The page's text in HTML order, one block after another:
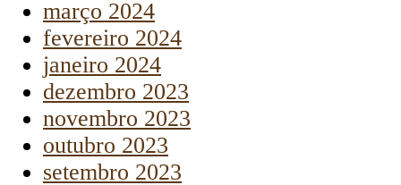
março 2024
fevereiro 2024
janeiro 2024
dezembro 2023
novembro 2023
outubro 2023
setembro 2023